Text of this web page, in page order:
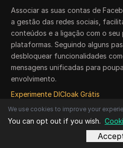
Associar as suas contas de
a gestão das redes sociais,
conteúdos e a ligação com o seu
plataformas. Seguindo alguns
desbloquear funcionalidades
mensagens unificadas para
envolvimento.
Experimente DICloak Grátis
Artigos
We use cookies to improve your
You can opt out if you wish.